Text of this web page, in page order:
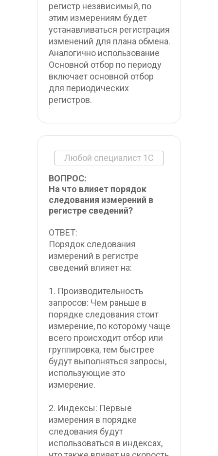
регистр независимый, по
этим измерениям будет
устанавливаться регистрация
изменений для плана обмена.
Аналогично использование
Основной отбор по периоду
включает основной отбор
для периодических
регистров.
Любой специалист 1С
ВОПРОС:
На что влияет порядок
следования измерений в
регистре сведений?
ОТВЕТ:
Порядок следования
измерений в регистре
сведений влияет на:
1. Производительность
запросов: Чем раньше в
порядке следования стоит
измерение, по которому чаще
всего происходит отбор или
группировка, тем быстрее
будут выполняться запросы,
использующие это
измерение.
2. Индексы: Первые
измерения в порядке
следования будут
использоваться в индексах,